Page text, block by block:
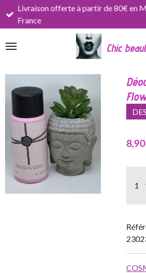
Passer
principal
Chic
Livraison offerte à partir de 80€ en
France